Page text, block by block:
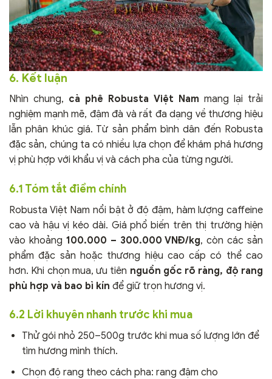
6. Kết luận
Nhìn chung, cà phê Robusta Việt Nam mang lại trải
nghiệm mạnh mẽ, đậm đà và rất đa dạng về thương hiệu
lẫn phân khúc giá. Từ sản phẩm bình dân đến Robusta
đặc sản, chúng ta có nhiều lựa chọn để khám phá hương
vị phù hợp với khẩu vị và cách pha của từng người.
6.1 Tóm tắt điểm chính
Robusta Việt Nam nổi bật ở độ đậm, hàm lượng caffeine
cao và hậu vị kéo dài. Giá phổ biến trên thị trường hiện
vào khoảng 100.000 – 300.000 VNĐ/kg, còn các sản
phẩm đặc sản hoặc thương hiệu cao cấp có thể cao
hơn. Khi chọn mua, ưu tiên nguồn gốc rõ ràng, độ rang
phù hợp và bao bì kín để giữ trọn hương vị.
6.2 Lời khuyên nhanh trước khi mua
Thử gói nhỏ 250–500g trước khi mua số lượng lớn để
tìm hương mình thích.
Chọn độ rang theo cách pha: rang đậm cho